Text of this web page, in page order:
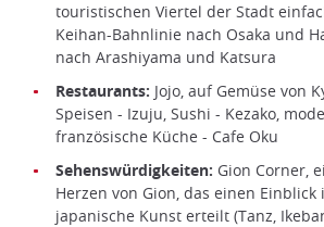
touristischen Viertel der Stadt
Keihan-Bahnlinie nach Osaka und
nach Arashiyama und Katsura
Restaurants: Jojo, auf Gemüse von
Speisen - Izuju, Sushi - Kezako,
französische Küche - Cafe Oku
Sehenswürdigkeiten: Gion Corner,
Herzen von Gion, das einen
japanische Kunst erteilt (Tanz,